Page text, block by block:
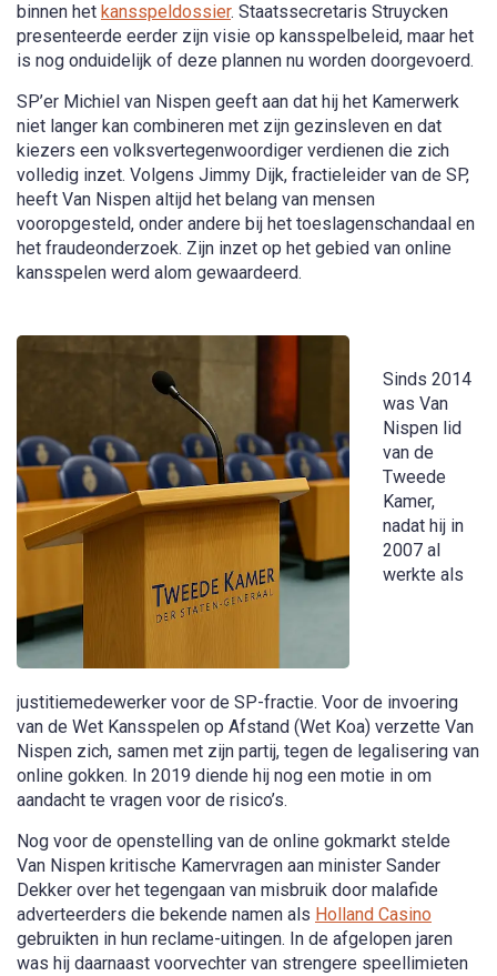
binnen het kansspeldossier. Staatssecretaris Struycken
presenteerde eerder zijn visie op kansspelbeleid, maar het
is nog onduidelijk of deze plannen nu worden doorgevoerd.
SP’er Michiel van Nispen geeft aan dat hij het Kamerwerk
niet langer kan combineren met zijn gezinsleven en dat
kiezers een volksvertegenwoordiger verdienen die zich
volledig inzet. Volgens Jimmy Dijk, fractieleider van de SP,
heeft Van Nispen altijd het belang van mensen
vooropgesteld, onder andere bij het toeslagenschandaal en
het fraudeonderzoek. Zijn inzet op het gebied van online
kansspelen werd alom gewaardeerd.
Sinds 2014
was Van
Nispen lid
van de
Tweede
Kamer,
nadat hij in
2007 al
werkte als
justitiemedewerker voor de SP-fractie. Voor de invoering
van de Wet Kansspelen op Afstand (Wet Koa) verzette Van
Nispen zich, samen met zijn partij, tegen de legalisering van
online gokken. In 2019 diende hij nog een motie in om
aandacht te vragen voor de risico’s.
Nog voor de openstelling van de online gokmarkt stelde
Van Nispen kritische Kamervragen aan minister Sander
Dekker over het tegengaan van misbruik door malafide
adverteerders die bekende namen als Holland Casino
gebruikten in hun reclame-uitingen. In de afgelopen jaren
was hij daarnaast voorvechter van strengere speellimieten